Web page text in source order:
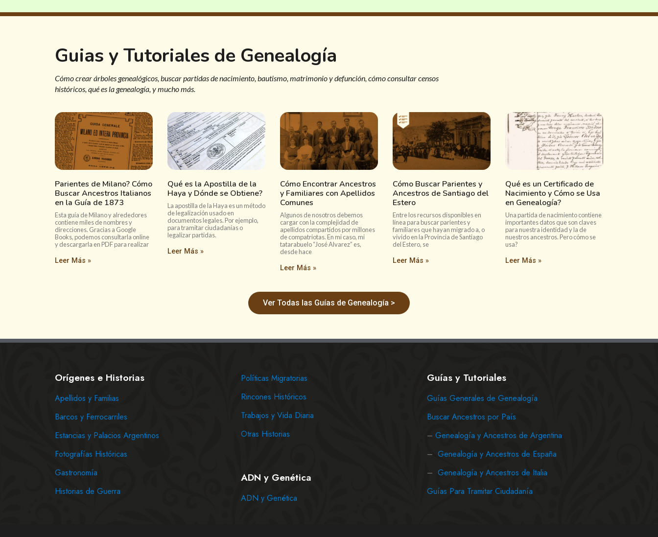
Guias y Tutoriales de Genealogía
Cómo crear árboles genealógicos, buscar partidas de nacimiento, bautismo, matrimonio y defunción, cómo consultar censos
históricos, qué es la genealogía, y mucho más.
Parientes de Milano? Cómo
Buscar Ancestros Italianos
en la Guía de 1873
Esta guía de Milano y alrededores
contiene miles de nombres y
direcciones. Gracias a Google
Books, podemos consultarla online
y descargarla en PDF para realizar
Leer Más »
Qué es la Apostilla de la
Haya y Dónde se Obtiene?
La apostilla de la Haya es un método
de legalización usado en
documentos legales. Por ejemplo,
para tramitar ciudadanías o
legalizar partidas.
Leer Más »
Cómo Encontrar Ancestros
y Familiares con Apellidos
Comunes
Algunos de nosotros debemos
cargar con la complejidad de
apellidos compartidos por millones
de compatriotas. En mi caso, mi
tatarabuelo “José Alvarez” es,
desde hace
Leer Más »
Cómo Buscar Parientes y
Ancestros de Santiago del
Estero
Entre los recursos disponibles en
línea para buscar parientes y
familiares que hayan migrado a, o
vivido en la Provincia de Santiago
del Estero, se
Leer Más »
Qué es un Certificado de
Nacimiento y Cómo se Usa
en Genealogía?
Una partida de nacimiento contiene
importantes datos que son claves
para nuestra identidad y la de
nuestros ancestros. Pero cómo se
usa?
Leer Más »
Ver Todas las Guías de Genealogía >
Orígenes e Historias
Apellidos y Familias
Barcos y Ferrocarriles
Estancias y Palacios Argentinos
Fotografías Históricas
Gastronomía
Historias de Guerra
Políticas Migratorias
Rincones Históricos
Trabajos y Vida Diaria
Otras Historias
ADN y Genética
ADN y Genética
Guías y Tutoriales
Guías Generales de Genealogía
Buscar Ancestros por País
– Genealogía y Ancestros de Argentina
– Genealogía y Ancestros de España
– Genealogía y Ancestros de Italia
Guías Para Tramitar Ciudadanía